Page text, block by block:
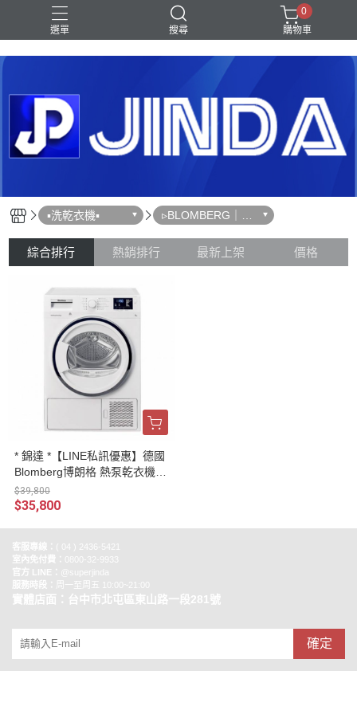
選單 搜尋
Shark｜Ninja 滾筒洗衣機 除濕機 電視
0
購物車
▪︎洗乾衣機▪︎
▹BLOMBERG｜博
朗格
綜合排行 熱銷排行 最新上架 價格
* 錦達 *【LINE私訊優惠】德國
Blomberg博朗格 熱泵乾衣機8
公斤 TPF8352WZ
$39,800
$35,800
客服專線：
( 04 ) 2436-5421
室內免付費：
0800-32-9933
官方 LINE：
@superjinda
服務時段：
周一至周五 10:00~21:00
實體店面：台中市北屯區東山路一段281號
確定